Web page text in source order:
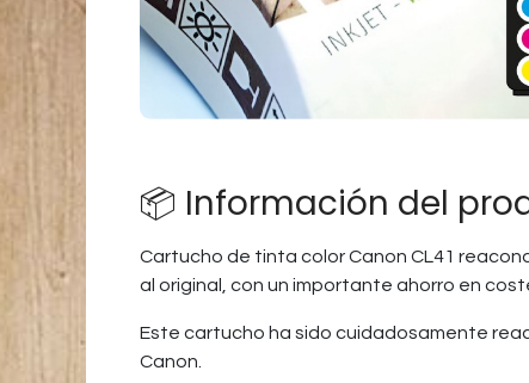
📦 Información del
Cartucho de tinta color Canon CL41
al original, con un importante ahorro en
Este cartucho ha sido cuidadosamente
Canon.